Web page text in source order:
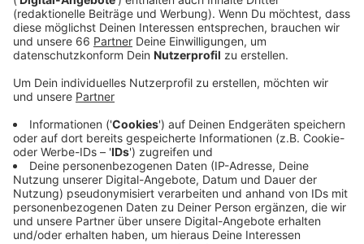
Veröffentlicht:Dienstag, 04.01.2022 06:05
Anzeige
Auch die evangelischen Kirchengemeinden in
Gerresheim und Urdenbach starten eine Impfaktion. An
allen vier Januarwochenenden wird samstags und
sonntags gegen Corona geimpft. Wer mag kann ohne
Termin vorbeikommen, auch - und das ist neu - Kinder
ab 12 Jahren können sich hier ihren Booster holen,
wenn ihre zweite Impfung drei Monate her ist.